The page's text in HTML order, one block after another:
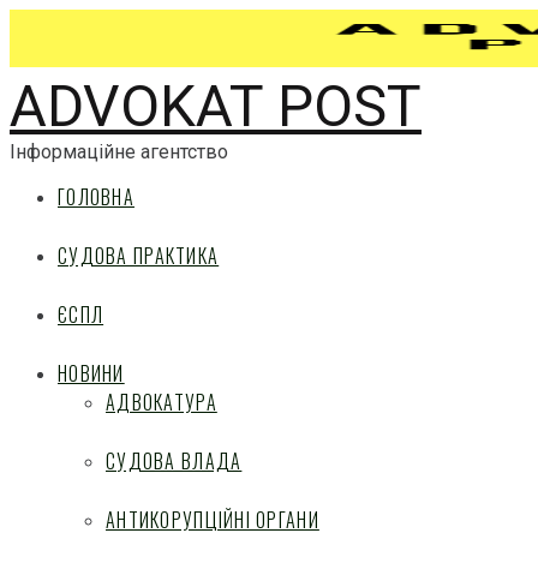
ADVOKAT POST
Інформаційне агентство
ГОЛОВНА
СУДОВА ПРАКТИКА
ЄСПЛ
НОВИНИ
АДВОКАТУРА
СУДОВА ВЛАДА
АНТИКОРУПЦІЙНІ ОРГАНИ